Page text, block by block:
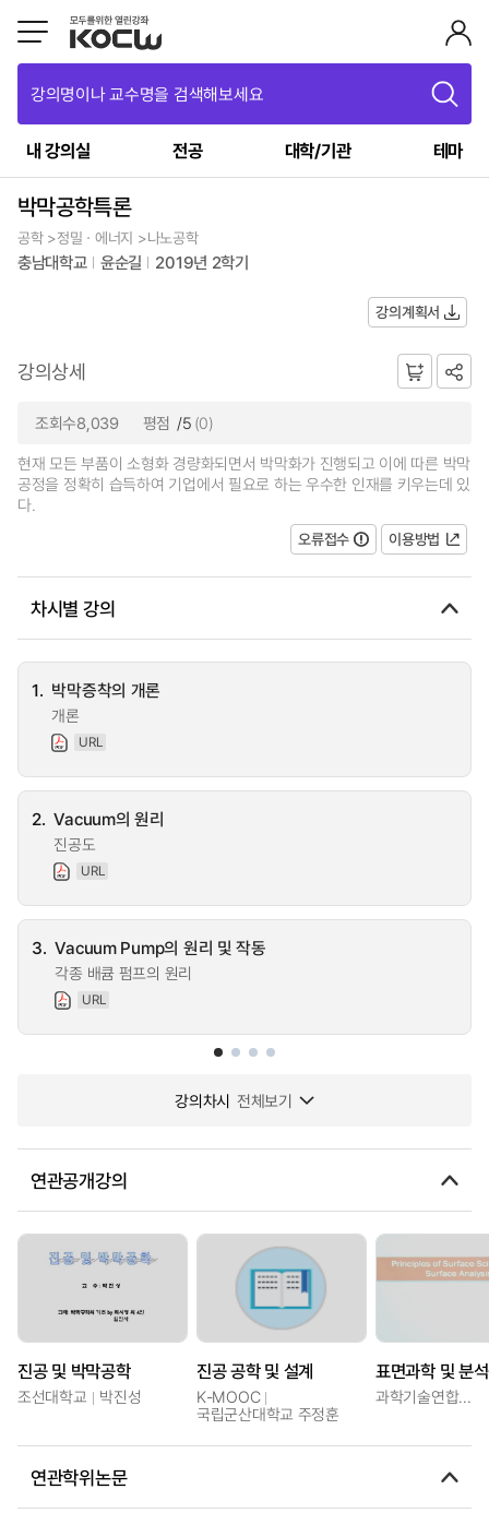
강의명이나 교수명을 검색해보세요
내 강의실 전공 대학/기관 테마
박막공학특론
공학 >정밀ㆍ에너지 >나노공학
충남대학교 윤순길 2019년 2학기
강의계획서
강의상세
조회수8,039 평점 /5 (0)
현재 모든 부품이 소형화 경량화되면서 박막화가 진행되고 이에 따른 박막
공정을 정확히 습득하여 기업에서 필요로 하는 우수한 인재를 키우는데 있
다.
오류접수
이용방법
차시별 강의
1. 박막증착의 개론
개론
URL
2. Vacuum의 원리
진공도
URL
3. Vacuum Pump의 원리 및 작동
각종 배큠 펌프의 원리
URL
강의차시 전체보기
연관공개강의
진공 및 박막공학
조선대학교 박진성
진공 공학 및 설계
K-MOOC
국립군산대학교 주정훈
표면과학 및 분
과학기술연합대학원대학교
연관학위논문